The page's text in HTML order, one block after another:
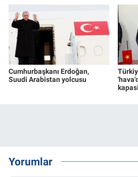
Cumhurbaşkanı Erdoğan,
Suudi Arabistan yolcusu
Yorumlar